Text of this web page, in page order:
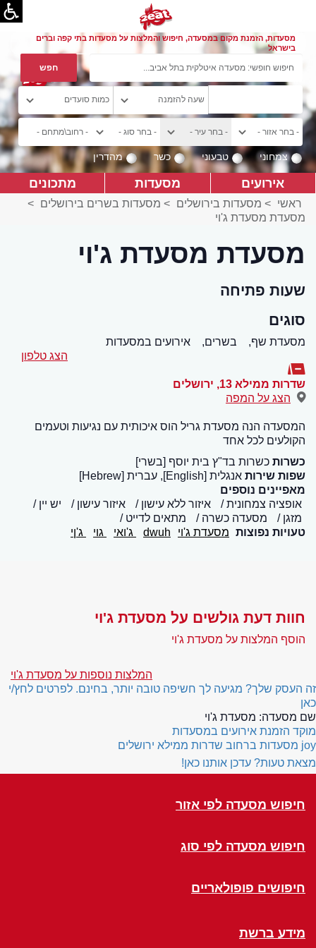
מסעדות, הזמנת מקום במסעדה, חיפוש והמלצות על מסעדות בתי קפה וברים
בישראל
צמחוני טבעוני כשר מהדרין
אירועים מסעדות מתכונים
ראשי > מסעדות בירושלים > מסעדות בשרים בירושלים >
מסעדת מסעדת ג'וי
מסעדת מסעדת ג'וי
שעות פתיחה
סוגים
מסעדת שף, בשרים,
אירועים במסעדות
הצג טלפון
שדרות ממילא 13 , ירושלים
הצג על המפה
המסעדה הנה מסעדת גריל הוס איכותית עם נגיעות וטעמים
הקולעים לכל אחד
כשרות כשרות בד"ץ בית יוסף [בשרי]
שפות שירות אנגלית [English], עברית [Hebrew]
מאפיינים נוספים
אופציה צמחונית
איזור ללא עישון איזור עישון
יש יין
מזגן
מסעדה כשרה
מתאים לדייט
טעויות נפוצות מסעדת ג'וי dwuh ג'ואי גוי ג'ןי
חוות דעת גולשים על מסעדת ג'וי
הוסף המלצות על מסעדת ג'וי
המלצות נוספות על מסעדת ג'וי
זה העסק שלך? מגיעה לך חשיפה טובה יותר, בחינם. לפרטים לחץ/י
כאן
שם מסעדה: מסעדת ג'וי
מוקד הזמנת אירועים במסעדות
joy מסעדות ברחוב שדרות ממילא ירושלים
מצאת טעות? עדכן אותנו כאן!
חיפוש מסעדה לפי אזור
חיפוש מסעדה לפי סוג
חיפושים פופולאריים
מידע ברשת